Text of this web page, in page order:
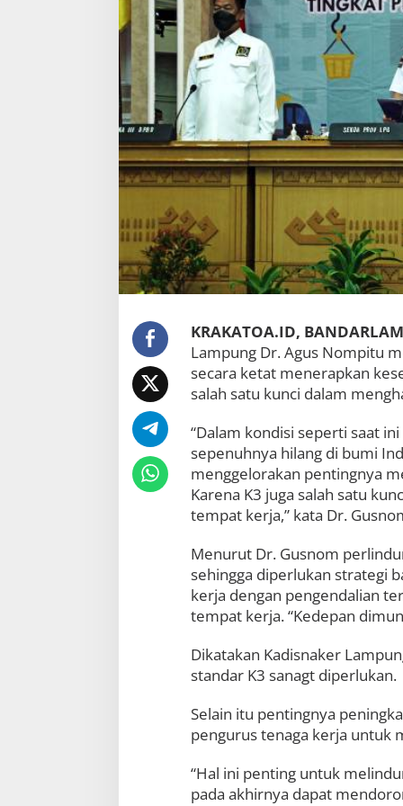
k
a
P
e
n
r
a
p
a
n
3
S
e
b
a
i
K
u
n
c
A
t
a
s
i
P
d
e
m
d
T
e
a
t
e
KRAKATOA.ID,
Lampung Dr. Agus Nompitu
secara ketat menerapkan
salah satu kunci dalam
“Dalam kondisi seperti saat
sepenuhnya hilang di bumi
menggelorakan pentingnya
Karena K3 juga salah satu
tempat kerja,” kata Dr.
Menurut Dr. Gusnom
sehingga diperlukan strategi
kerja dengan pengendalian
tempat kerja. “Kedepan
Dikatakan Kadisnaker
standar K3 sanagt diperlukan.
Selain itu pentingnya
pengurus tenaga kerja untuk
“Hal ini penting untuk
pada akhirnya dapat